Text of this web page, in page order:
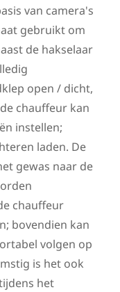
van camera's
gebruikt om
de hakselaar
open / dicht,
chauffeur kan
instellen;
laden. De
gewas naar de
chauffeur
bovendien kan
volgen op
is het ook
het